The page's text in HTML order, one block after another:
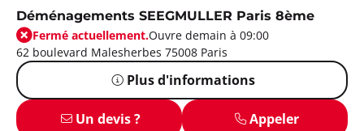
Déménagements SEEGMULLER Paris 8ème
Fermé actuellement.Ouvre demain à 09:00
62 boulevard Malesherbes 75008 Paris
Plus d'informations
Un devis ? Appeler